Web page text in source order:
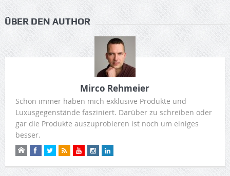
ÜBER DEN AUTHOR
Mirco Rehmeier
Schon immer haben mich exklusive Produkte und
Luxusgegenstände fasziniert. Darüber zu schreiben oder
gar die Produkte auszuprobieren ist noch um einiges
besser.